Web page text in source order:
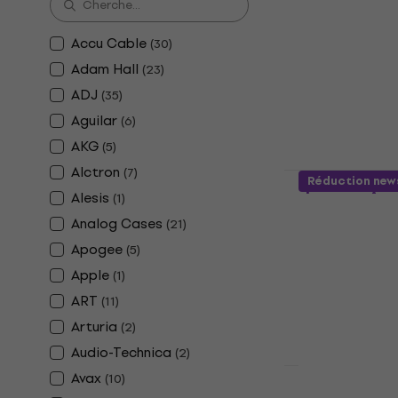
Accu Cable (30)
Adam Hall (23)
ADJ (35)
Aguilar (6)
AKG (5)
Alctron (7)
Alesis (1)
Analog Cases (21)
Apogee (5)
Apple (1)
ART (11)
Arturia (2)
Audio-Technica (2)
Avax (10)
Revoltage
de sustain
Réduction